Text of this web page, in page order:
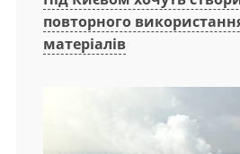
повторного
матеріалів